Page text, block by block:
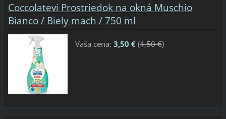
Coccolatevi Prostriedok na okná Muschio
Bianco / Biely mach / 750 ml
Vaša cena: 3,50 €(4,50 €)